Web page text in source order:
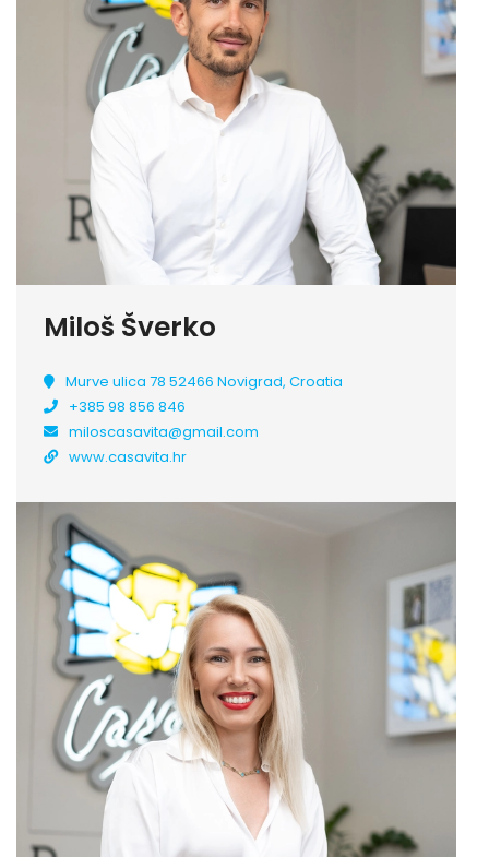
Miloš Šverko
Murve ulica 78 52466 Novigrad, Croatia
+385 98 856 846
miloscasavita@gmail.com
www.casavita.hr